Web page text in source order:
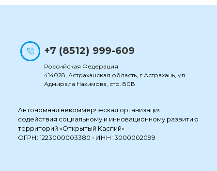
+7 (8512) 999-609
Российская Федерация
414028, Астраханская область, г.Астрахань, ул.
Адмирала Нахимова, стр. 80В
Автономная некоммерческая организация
содействия социальному и инновационному развитию
территорий «Открытый Каспий»
ОГРН: 1223000003380 • ИНН: 3000002099